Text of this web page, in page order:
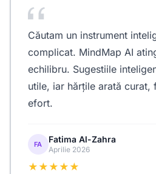
Căutam un instrument
complicat. MindMap AI
echilibru. Sugestiile
utile, iar hărțile arată curat,
efort.
FA Fatima Al-Zahra
Aprilie 2026
★★★★★